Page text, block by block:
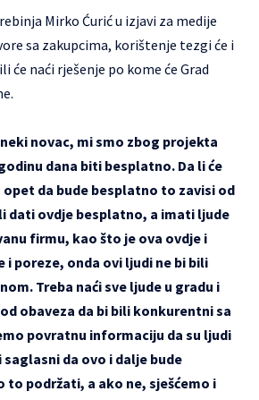
Mirko Ćurić u izjavi za medije
sa zakupcima, korištenje tezgi će i
naći rješenje po kome će Grad
novac, mi smo zbog projekta
dana biti besplatno. Da li će
da bude besplatno to zavisi od
dati ovdje besplatno, a imati ljude
firmu, kao što je ova ovdje i
i poreze, onda ovi ljudi ne bi bili
Treba naći sve ljude u gradu i
obaveza da bi bili konkurentni sa
povratnu informaciju da su ljudi
da ovo i dalje bude
to podržati, a ako ne, sješćemo i